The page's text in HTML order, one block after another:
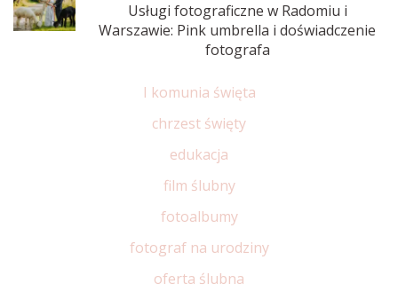
Usługi fotograficzne w Radomiu i
Warszawie: Pink umbrella i doświadczenie
fotografa
I komunia święta
chrzest święty
edukacja
film ślubny
fotoalbumy
fotograf na urodziny
oferta ślubna